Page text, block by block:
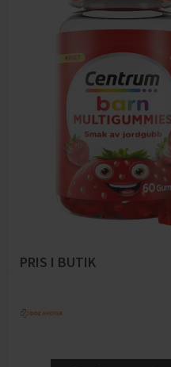
PRIS I BUTIK